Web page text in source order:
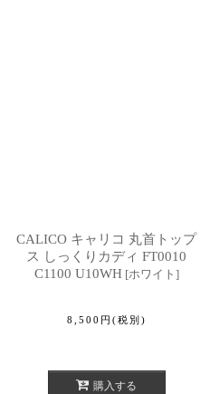
CALICO キャリコ 丸首トップ
ス しっくりカディ FT0010
C1100 U10WH [ホワイト ]
8,500 円 (税別)
購入する